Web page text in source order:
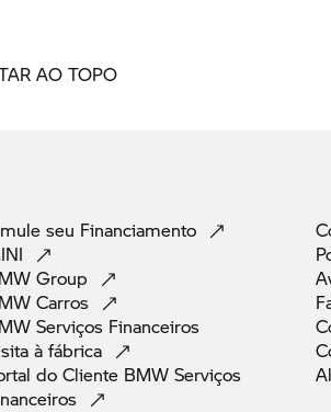
AO TOPO
seu Financiamento
Group
Carros
Serviços Financeiros
à fábrica
do Cliente BMW Serviços